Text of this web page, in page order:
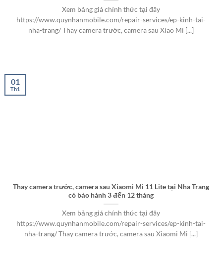
Xem bảng giá chính thức tại đây
https://www.quynhanmobile.com/repair-services/ep-kinh-tai-
nha-trang/ Thay camera trước, camera sau Xiao Mi [...]
Thay camera trước, camera sau Xiaomi Mi 11 Lite tại Nha Trang
có bảo hành 3 đến 12 tháng
Xem bảng giá chính thức tại đây
https://www.quynhanmobile.com/repair-services/ep-kinh-tai-
nha-trang/ Thay camera trước, camera sau Xiaomi Mi [...]
01
Th1